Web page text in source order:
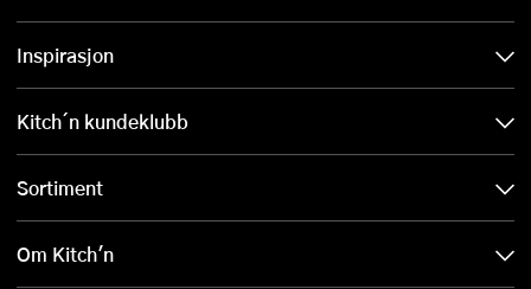
Inspirasjon
Kitch´n kundeklubb
Sortiment
Om Kitch'n